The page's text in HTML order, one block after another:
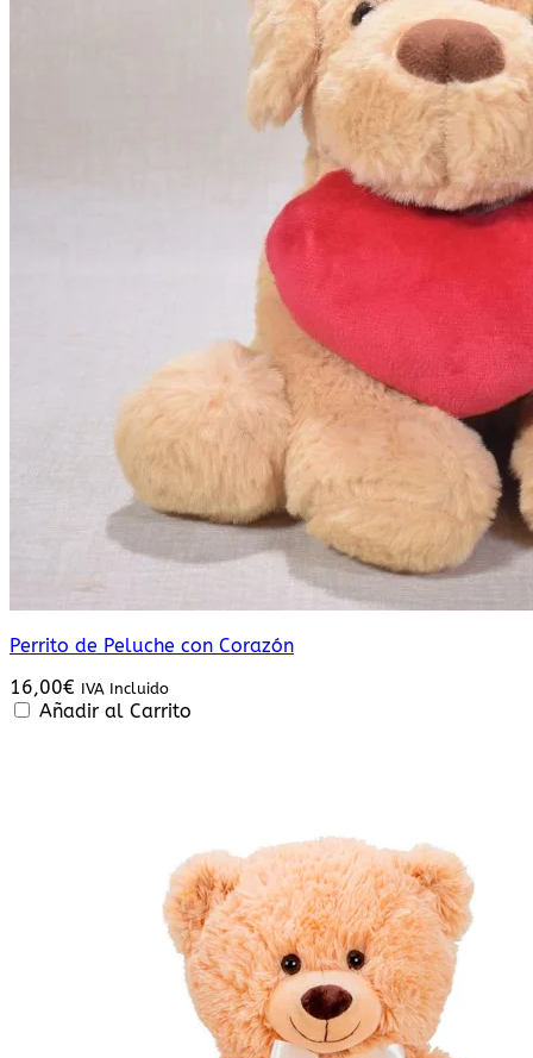
Perrito de Peluche con Corazón
16,00€ IVA Incluido
Añadir al Carrito